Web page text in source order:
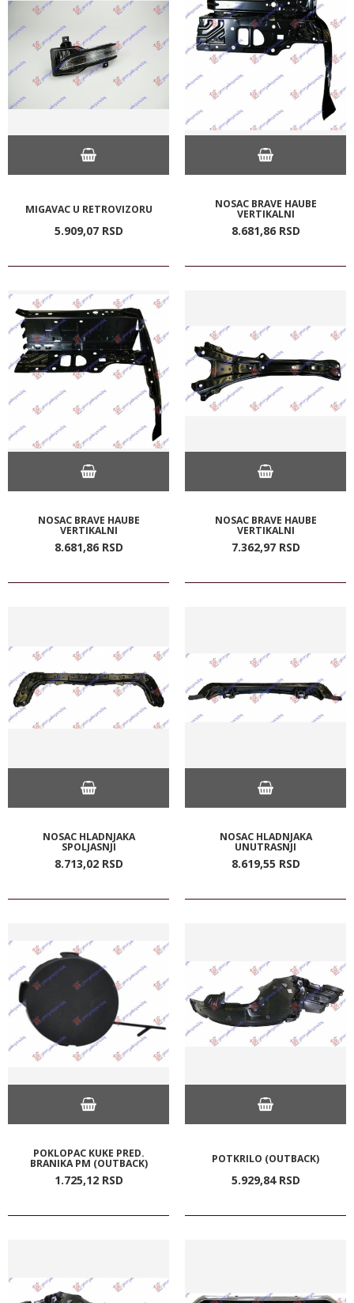
MIGAVAC U RETROVIZORU
5.909,07 RSD
NOSAC BRAVE HAUBE
VERTIKALNI
8.681,86 RSD
NOSAC BRAVE HAUBE
VERTIKALNI
8.681,86 RSD
NOSAC BRAVE HAUBE
VERTIKALNI
7.362,97 RSD
NOSAC HLADNJAKA
SPOLJASNJI
8.713,02 RSD
NOSAC HLADNJAKA
UNUTRASNJI
8.619,55 RSD
POKLOPAC KUKE PRED.
BRANIKA PM (OUTBACK)
1.725,12 RSD
POTKRILO (OUTBACK)
5.929,84 RSD